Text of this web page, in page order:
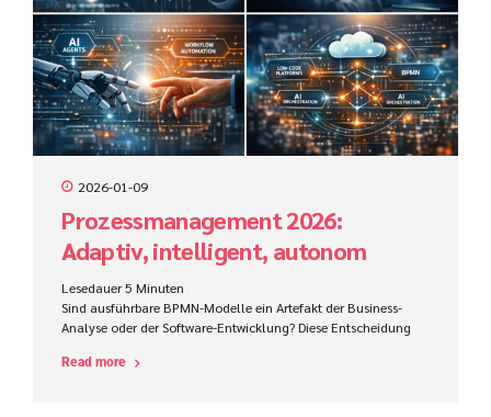
2026-01-09
Prozessmanagement 2026:
Adaptiv, intelligent, autonom
Lesedauer5 Minuten
Sind ausführbare BPMN-Modelle ein Artefakt der Business-
Analyse oder der Software-Entwicklung? Diese Entscheidung
den Projekterfolg im ProCode-Bereich maßgeblich.
Read more